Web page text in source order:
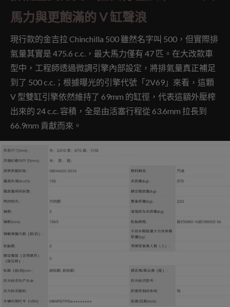
馬力與更飽滿的 V 缸聲浪
現行款的金吉拉 Chinchilla 500 雖然名字叫 500，但實際排
氣量其實是 475.6 c.c.，最大馬力僅有 47 匹。在大改款車
型中，工程師透過微調引擎內部設定，將排氣量真正補足
到了 500 c.c.；根據曝光的引擎代號「2V69」來看，這顆
V 型雙缸引擎依然維持了 69mm 的缸徑，代表這額外壓榨
出來的 24 c.c. 容積，全是由活塞行程從 63.6mm 拉長到
66.9mm 貢獻而來。